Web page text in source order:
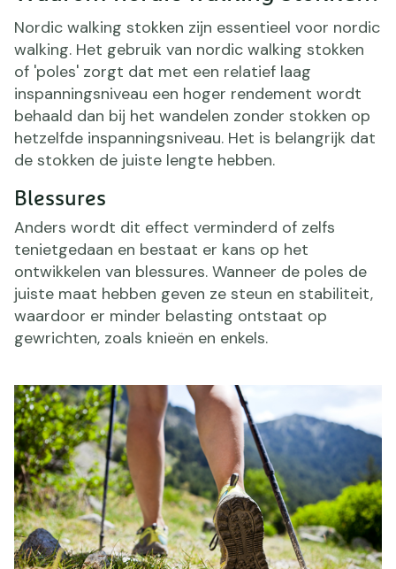
Nordic walking stokken zijn essentieel voor nordic
walking. Het gebruik van nordic walking stokken
of 'poles' zorgt dat met een relatief laag
inspanningsniveau een hoger rendement wordt
behaald dan bij het wandelen zonder stokken op
hetzelfde inspanningsniveau. Het is belangrijk dat
de stokken de juiste lengte hebben.
Blessures
Anders wordt dit effect verminderd of zelfs
tenietgedaan en bestaat er kans op het
ontwikkelen van blessures. Wanneer de poles de
juiste maat hebben geven ze steun en stabiliteit,
waardoor er minder belasting ontstaat op
gewrichten, zoals knieën en enkels.